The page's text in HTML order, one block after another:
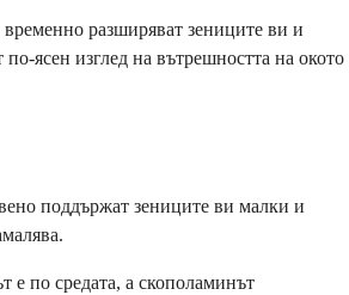
разширяват зениците ви и
ясен изглед на вътрешността на окото
поддържат зениците ви малки и
е по средата, а скополаминът